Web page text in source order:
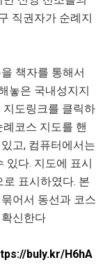
직권자가 순례지
책자를 통해서
놓은 국내성지지
지도링크를 클릭하
코스 지도를 핸
고, 컴퓨터에서는
있다. 지도에 표시
표시하였다. 본
어서 동선과 코스
신한다
buly.kr/H6hA